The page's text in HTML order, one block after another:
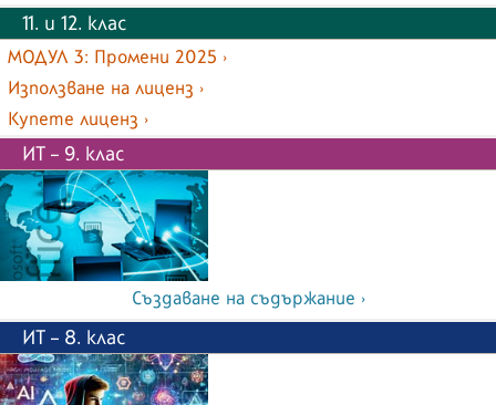
11. и 12. клас
МОДУЛ 3: Промени 2025 ›
Използване на лиценз ›
Купете лиценз ›
ИТ – 9. клас
Създаване на съдържание ›
ИТ – 8. клас